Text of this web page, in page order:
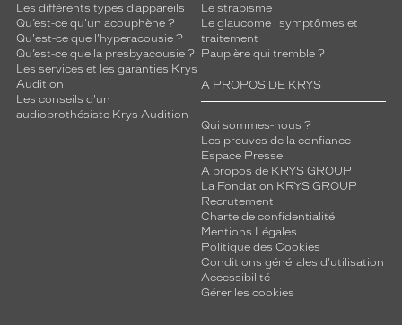
Les différents types d’appareils
Qu’est-ce qu'un acouphène ?
Qu'est-ce que l'hyperacousie ?
Qu’est-ce que la presbyacousie ?
Les services et les garanties Krys
Audition
Les conseils d'un
audioprothésiste Krys Audition
Le strabisme
Le glaucome : symptômes et
traitement
Paupière qui tremble ?
A PROPOS DE KRYS
Qui sommes-nous ?
Les preuves de la confiance
Espace Presse
A propos de KRYS GROUP
La Fondation KRYS GROUP
Recrutement
Charte de confidentialité
Mentions Légales
Politique des Cookies
Conditions générales d'utilisation
Accessibilité
Gérer les cookies